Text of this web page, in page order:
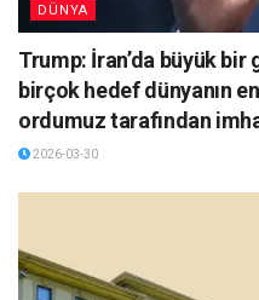
DÜNYA
Trump: İran’da büyük
birçok hedef dünyanın
ordumuz tarafından
2026-03-30